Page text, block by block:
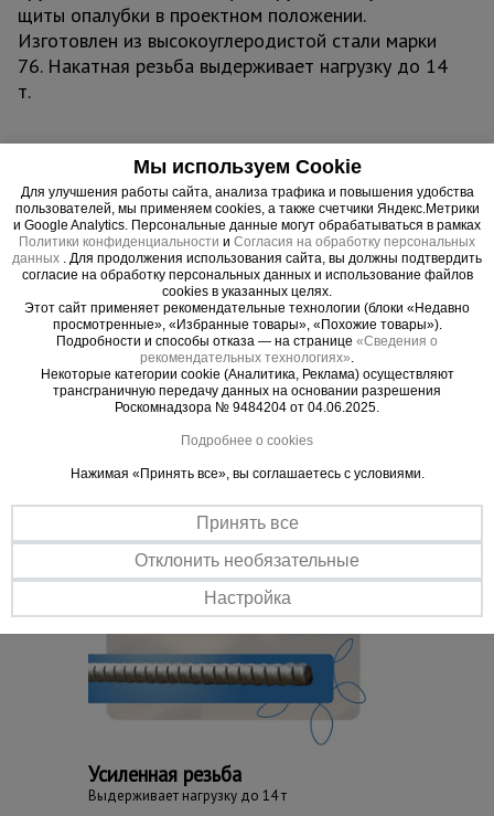
щиты опалубки в проектном положении.
Изготовлен из высокоуглеродистой стали марки
76. Накатная резьба выдерживает нагрузку до 14
т.
Важные преимущества –
эффективная работа
Прочность
Сталь повышенной твердости - 76
Эффективность
Легкий монтаж / демонтаж через трубки ПВХ
Усиленная резьба
Выдерживает нагрузку до 14 т
Мы используем Cookie
Для улучшения работы сайта, анализа трафика и повышения удобства
пользователей, мы применяем cookies, а также счетчики Яндекс.Метрики
и Google Analytics. Персональные данные могут обрабатываться в рамках
Политики конфиденциальности и Согласия на обработку персональных
данных
. Для продолжения использования сайта, вы должны подтвердить
согласие на обработку персональных данных и использование файлов
cookies в указанных целях.
Этот сайт применяет рекомендательные технологии (блоки «Недавно
просмотренные», «Избранные товары», «Похожие товары»).
Подробности и способы отказа — на странице «Сведения о
рекомендательных технологиях»
Некоторые категории cookie (Аналитика, Реклама) осуществляют
трансграничную передачу данных на основании разрешения
Роскомнадзора № 9484204 от 04.06.2025.
Подробнее о cookies
Нажимая «Принять все», вы соглашаетесь с условиями.
Принять все
Отклонить необязательные
Настройка